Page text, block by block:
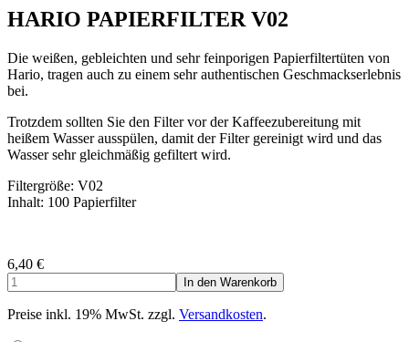
HARIO PAPIERFILTER V02
Die weißen, gebleichten und sehr feinporigen Papierfiltertüten von
Hario, tragen auch zu einem sehr authentischen Geschmackserlebnis
bei.
Trotzdem sollten Sie den Filter vor der Kaffeezubereitung mit
heißem Wasser ausspülen, damit der Filter gereinigt wird und das
Wasser sehr gleichmäßig gefiltert wird.
Filtergröße: V02
Inhalt: 100 Papierfilter
6,40 €
Preise inkl. 19% MwSt. zzgl. Versandkosten.